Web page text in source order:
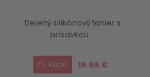
Delený silikónový tanier s
prísavkou ...
19.99 €